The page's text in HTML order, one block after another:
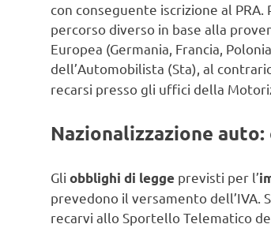
con conseguente iscrizione al
percorso diverso in base alla
Europea (Germania, Francia,
dell’Automobilista (Sta), al
recarsi presso gli uffici della
Nazionalizzazione
Gli obblighi di legge previsti per l’
prevedono il versamento dell’IVA.
recarvi allo Sportello Telematico